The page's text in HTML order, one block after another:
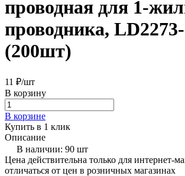
проводная для 1-
проводника,
(200шт)
11 ₽/шт
В корзину
В корзине
Купить в 1 клик
Описание
В наличии: 90 шт
Цена действительна только для интернет-
отличаться от цен в розничных магазинах